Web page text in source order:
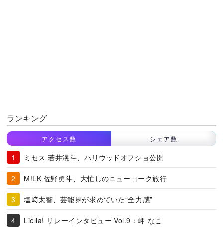
ランキング
アクセス数 シェア数
ミセス 若井滉斗、ハリウッドオフショ公開
M!LK 佐野勇斗、大忙しのニューヨーク旅行
塩﨑太智、芸能界が求めていた“全力感”
Liella! リレーインタビュー Vol.9：岬 なこ